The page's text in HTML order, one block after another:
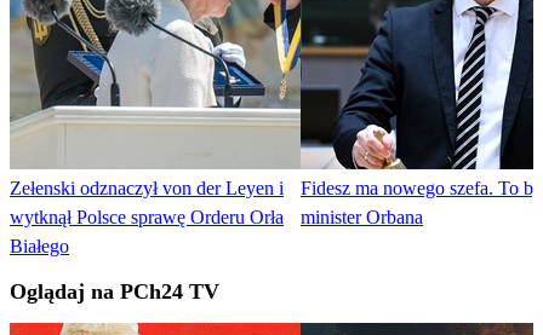
Zełenski odznaczył von der Leyen i
wytknął Polsce sprawę Orderu Orła
Białego
Fidesz ma nowego szefa. To
minister Orbana
Oglądaj na PCh24 TV